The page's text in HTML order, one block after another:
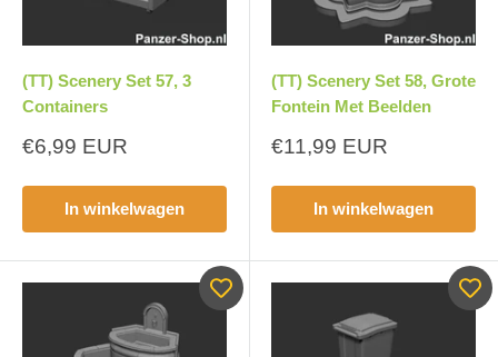
(TT) Scenery Set 57, 3
Containers
Aanbiedingsprijs
€6,99 EUR
In winkelwagen
(TT) Scenery Set 58, Grote
Fontein Met Beelden
Aanbiedingsprijs
€11,99 EUR
In winkelwagen